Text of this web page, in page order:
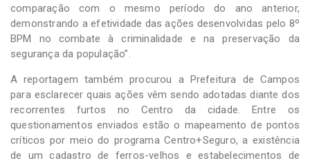
comparação com o mesmo período do ano anterior,
demonstrando a efetividade das ações desenvolvidas pelo 8º
BPM no combate à criminalidade e na preservação da
segurança da população”.
A reportagem também procurou a Prefeitura de Campos
para esclarecer quais ações vêm sendo adotadas diante dos
recorrentes furtos no Centro da cidade. Entre os
questionamentos enviados estão o mapeamento de pontos
críticos por meio do programa Centro+Seguro, a existência
de um cadastro de ferros-velhos e estabelecimentos de